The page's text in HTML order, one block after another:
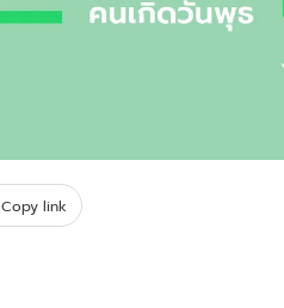
Copy link